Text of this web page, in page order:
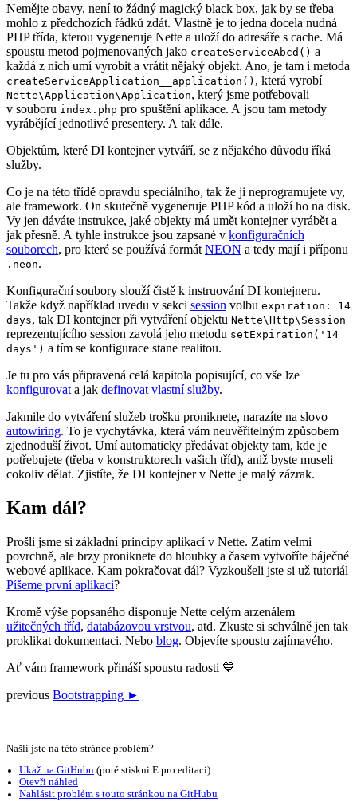
Nemějte obavy, není to žádný magický black box, jak by se třeba
mohlo z předchozích řádků zdát. Vlastně je to jedna docela nudná
PHP třída, kterou vygeneruje Nette a uloží do adresáře s cache. Má
spoustu metod pojmenovaných jako createServiceAbcd() a
každá z nich umí vyrobit a vrátit nějaký objekt. Ano, je tam i metoda
createServiceApplication__application() , která vyrobí
Nette\Application\Application, který jsme potřebovali
v souboru index.php pro spuštění aplikace. A jsou tam metody
vyrábějící jednotlivé presentery. A tak dále.
Objektům, které DI kontejner vytváří, se z nějakého důvodu říká
služby.
Co je na této třídě opravdu speciálního, tak že ji neprogramujete vy,
ale framework. On skutečně vygeneruje PHP kód a uloží ho na disk.
Vy jen dáváte instrukce, jaké objekty má umět kontejner vyrábět a
jak přesně. A tyhle instrukce jsou zapsané v konfiguračních
souborech, pro které se používá formát NEON a tedy mají i příponu
.neon.
Konfigurační soubory slouží čistě k instruování DI kontejneru.
Takže když například uvedu v sekci session volbu expiration: 14
days, tak DI kontejner při vytváření objektu Nette\Http\Session
reprezentujícího session zavolá jeho metodu setExpiration('14
days') a tím se konfigurace stane realitou.
Je tu pro vás připravená celá kapitola popisující, co vše lze
konfigurovat a jak definovat vlastní služby.
Jakmile do vytváření služeb trošku proniknete, narazíte na slovo
autowiring. To je vychytávka, která vám neuvěřitelným způsobem
zjednoduší život. Umí automaticky předávat objekty tam, kde je
potřebujete (třeba v konstruktorech vašich tříd), aniž byste museli
cokoliv dělat. Zjistíte, že DI kontejner v Nette je malý zázrak.
Kam dál?
Prošli jsme si základní principy aplikací v Nette. Zatím velmi
povrchně, ale brzy proniknete do hloubky a časem vytvoříte báječné
webové aplikace. Kam pokračovat dál? Vyzkoušeli jste si už tutoriál
Píšeme první aplikaci?
Kromě výše popsaného disponuje Nette celým arzenálem
užitečných tříd, databázovou vrstvou, atd. Zkuste si schválně jen tak
proklikat dokumentaci. Nebo blog. Objevíte spoustu zajímavého.
Ať vám framework přináší spoustu radosti 💙
previous Bootstrapping ►